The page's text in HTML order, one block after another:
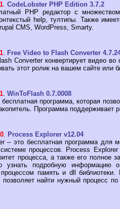
. CodeLobster PHP Edition 3.7.2
РНР редактор с
help, тултипы. Также
CMS, WordPress, Smarty.
. Free Video to Flash Converter
Converter конвертирует видео
этот ролик на вашем сайте или
. WinToFlash 0.7.0008
программа, которая
Программа поддерживает
. Process Explorer v12.04
– это бесплатная программа для
процессов. Process Explorer
процесса, а также его
узнать подробную информацию
память и dll
позволяет найти нужный процесс